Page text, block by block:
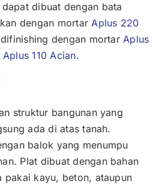
dibuat dengan bata
dengan mortarAplus 220
dengan mortarAplus
Aplus 110 Acian.
struktur bangunan yang
ada di atas tanah.
balok yang menumpu
Plat dibuat dengan bahan
pakai kayu, beton, ataupun